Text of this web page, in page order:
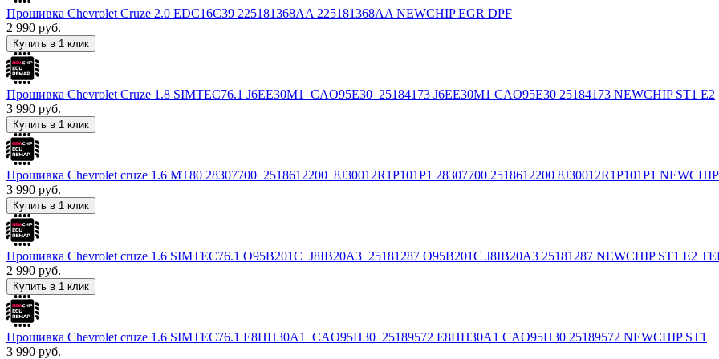
Прошивка Chevrolet Cruze 2.0 EDC16C39 225181368AA 225181368AA NEWCHIP EGR DPF
2 990 руб.
Купить в 1 клик
Прошивка Chevrolet Cruze 1.8 SIMTEC76.1 J6EE30M1_CAO95E30_25184173 J6EE30M1 CAO95E30 25184173 NEWCHIP ST1 E2
3 990 руб.
Купить в 1 клик
Прошивка Chevrolet cruze 1.6 MT80 28307700_2518612200_8J30012R1P101P1 28307700 2518612200 8J30012R1P101P1
3 990 руб.
Купить в 1 клик
Прошивка Chevrolet cruze 1.6 SIMTEC76.1 O95B201C_J8IB20A3_25181287 O95B201C J8IB20A3 25181287 NEWCHIP ST1 E2
2 990 руб.
Купить в 1 клик
Прошивка Chevrolet cruze 1.6 SIMTEC76.1 E8HH30A1_CAO95H30_25189572 E8HH30A1 CAO95H30 25189572 NEWCHIP ST1
3 990 руб.